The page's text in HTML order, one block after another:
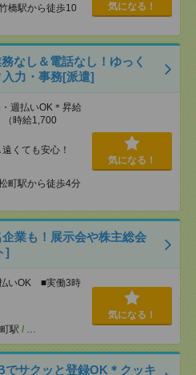
橋駅から徒歩10
気になる！
なし＆電話なし！ゆっく
力・事務[派遣]
週払いOK＊昇給
（時給1,700
くても安心！
町駅から徒歩4分
気になる！
業も！展示会や株主総会
]
いOK ■実働3時
駅 / …
気になる！
でサクッと登録OK＊クッキ